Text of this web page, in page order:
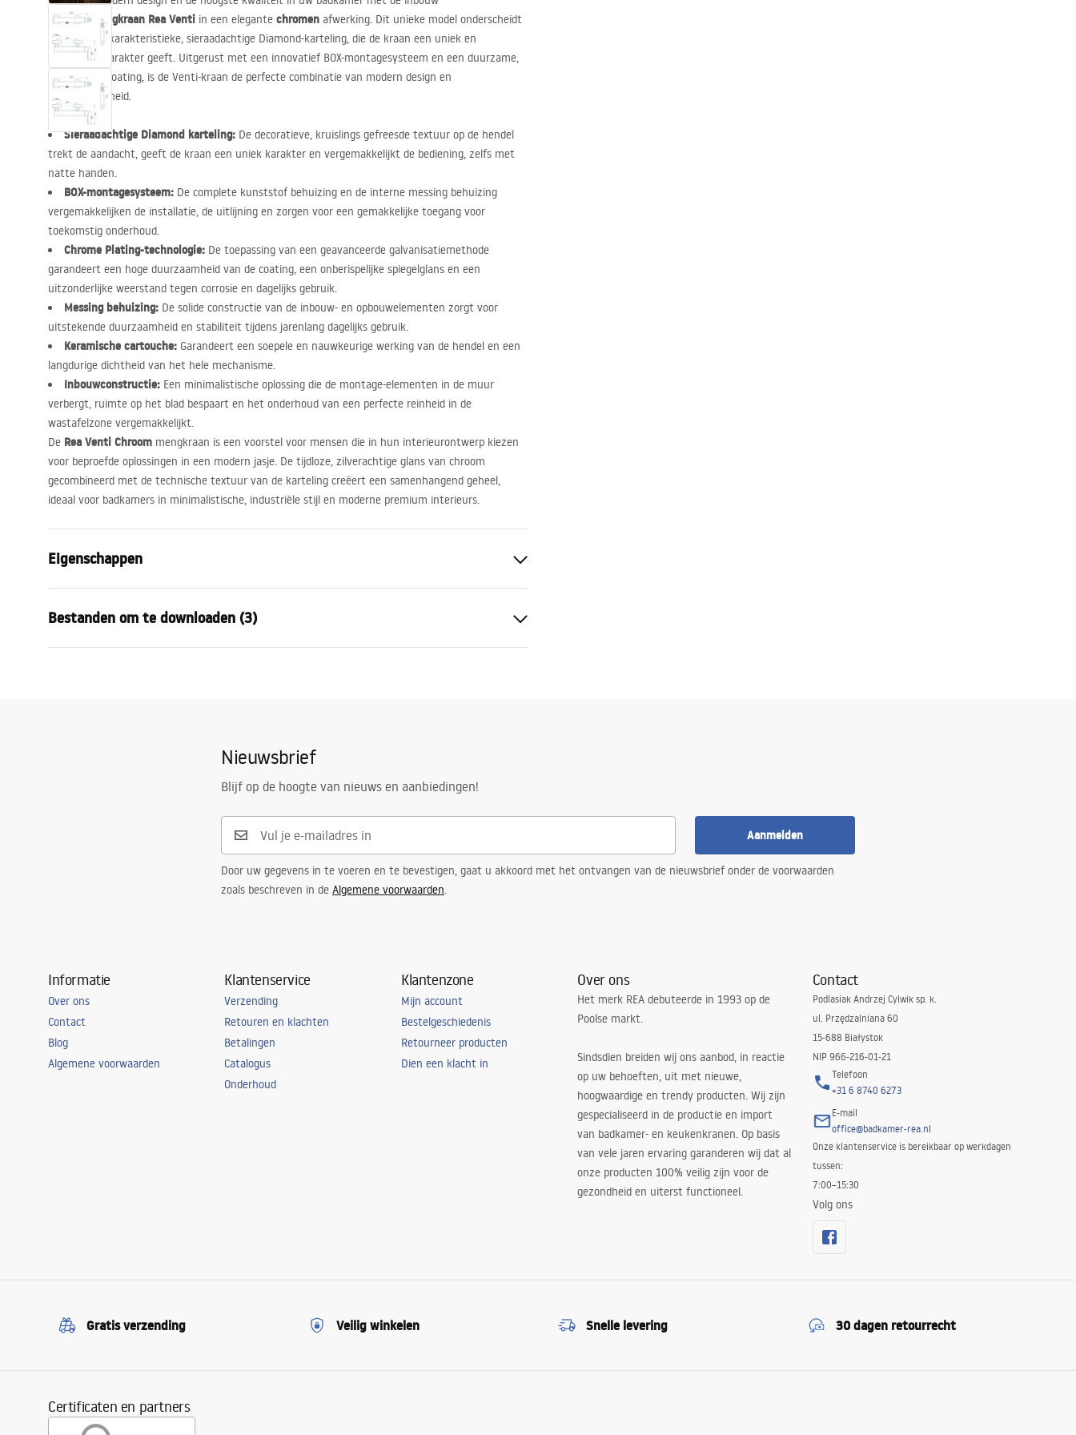
wastafelmengkraan Rea Venti in een elegante chromen afwerking. Dit unieke model onderscheidt
zich door de karakteristieke, sieraadachtige Diamond-karteling, die de kraan een uniek en
prestigieus karakter geeft. Uitgerust met een innovatief BOX-montagesysteem en een duurzame,
galvanische coating, is de Venti-kraan de perfecte combinatie van modern design en
betrouwbaarheid.
Sieraadachtige Diamond karteling: De decoratieve, kruislings gefreesde textuur op de hendel
trekt de aandacht, geeft de kraan een uniek karakter en vergemakkelijkt de bediening, zelfs met
natte handen.
BOX-montagesysteem: De complete kunststof behuizing en de interne messing behuizing
vergemakkelijken de installatie, de uitlijning en zorgen voor een gemakkelijke toegang voor
toekomstig onderhoud.
Chrome Plating-technologie: De toepassing van een geavanceerde galvanisatiemethode
garandeert een hoge duurzaamheid van de coating, een onberispelijke spiegelglans en een
uitzonderlijke weerstand tegen corrosie en dagelijks gebruik.
Messing behuizing: De solide constructie van de inbouw- en opbouwelementen zorgt voor
uitstekende duurzaamheid en stabiliteit tijdens jarenlang dagelijks gebruik.
Keramische cartouche: Garandeert een soepele en nauwkeurige werking van de hendel en een
langdurige dichtheid van het hele mechanisme.
Inbouwconstructie: Een minimalistische oplossing die de montage-elementen in de muur
verbergt, ruimte op het blad bespaart en het onderhoud van een perfecte reinheid in de
wastafelzone vergemakkelijkt.
De Rea Venti Chroom mengkraan is een voorstel voor mensen die in hun interieurontwerp kiezen
voor beproefde oplossingen in een modern jasje. De tijdloze, zilverachtige glans van chroom
gecombineerd met de technische textuur van de karteling creëert een samenhangend geheel,
ideaal voor badkamers in minimalistische, industriële stijl en moderne premium interieurs.
Eigenschappen
Montagewijze
Kleur
Helder goud
1/2 inch
150
Bestanden om te downloaden (3)
Nieuwsbrief
Blijf op de hoogte van nieuws en aanbiedingen!
Aanmelden
Door uw gegevens in te voeren en te bevestigen, gaat u akkoord met het ontvangen van de nieuwsbrief onder de voorwaarden
zoals beschreven in de Algemene voorwaarden.
Informatie
Over ons
Contact
Blog
Algemene voorwaarden
Klantenservice
Verzending
Retouren en klachten
Betalingen
Catalogus
Onderhoud
Klantenzone
Mijn account
Bestelgeschiedenis
Retourneer producten
Dien een klacht in
Over ons
Het merk REA debuteerde in 1993 op de
Poolse markt.
Sindsdien breiden wij ons aanbod, in reactie
op uw behoeften, uit met nieuwe,
hoogwaardige en trendy producten. Wij zijn
gespecialiseerd in de productie en import
van badkamer- en keukenkranen. Op basis
van vele jaren ervaring garanderen wij dat al
onze producten 100% veilig zijn voor de
gezondheid en uiterst functioneel.
Contact
Podlasiak Andrzej Cylwik sp. k.
ul. Przędzalniana 60
15-688 Białystok
NIP 966-216-01-21
Telefoon
+31 6 8740 6273
E-mail
office@badkamer-rea.nl
Onze klantenservice is bereikbaar op werkdagen
tussen:
7:00–15:30
Volg ons
Gratis verzending Veilig winkelen Snelle levering 30 dagen retourrecht
Certificaten en partners